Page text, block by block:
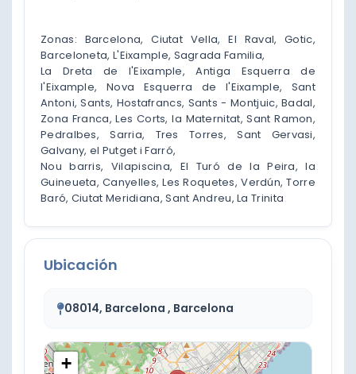
Zonas: Barcelona, Ciutat Vella, El Raval, Gotic,
Barceloneta, L'Eixample, Sagrada Familia,
La Dreta de l'Eixample, Antiga Esquerra de
l'Eixample, Nova Esquerra de l'Eixample, Sant
Antoni, Sants, Hostafrancs, Sants - Montjuic, Badal,
Zona Franca, Les Corts, la Maternitat, Sant Ramon,
Pedralbes, Sarria, Tres Torres, Sant Gervasi,
Galvany, el Putget i Farró,
Nou barris, Vilapiscina, El Turó de la Peira, la
Guineueta, Canyelles, Les Roquetes, Verdún, Torre
Baró, Ciutat Meridiana, Sant Andreu, La Trinita
Ubicación
08014, Barcelona , Barcelona
+